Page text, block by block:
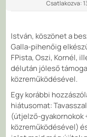
Csatlakozva:
István, köszönet a
Galla-pihenőig
FPista, Oszi, Kornél,
délután jóleső
közreműködésével.
Egy korábbi
hiátusomat:
(útjelző-gyakornokok
közreműködésével)